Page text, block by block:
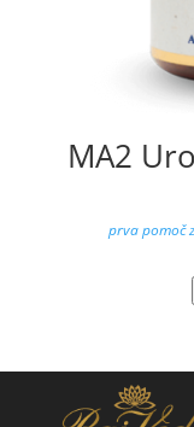
MA2
prva pomoč